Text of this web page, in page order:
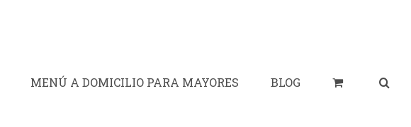
MENÚ A DOMICILIO PARA MAYORES BLOG